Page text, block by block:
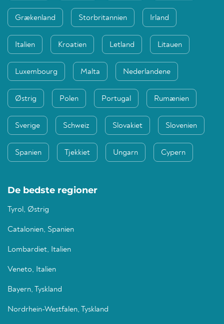
Grækenland Storbritannien Irland
Italien Kroatien Letland Litauen
Luxembourg Malta Nederlandene
Østrig Polen Portugal Rumænien
Sverige Schweiz Slovakiet Slovenien
Spanien Tjekkiet Ungarn Cypern
De bedste regioner
Tyrol, Østrig
Catalonien, Spanien
Lombardiet, Italien
Veneto, Italien
Bayern, Tyskland
Nordrhein-Westfalen, Tyskland